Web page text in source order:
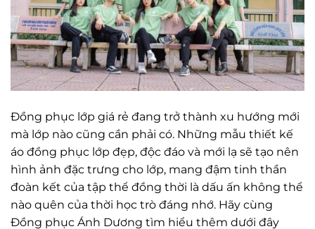
Đồng phục lớp giá rẻ đang trở thành xu hướng mới
mà lớp nào cũng cần phải có. Những mẫu thiết kế
áo đồng phục lớp đẹp, độc đáo và mới lạ sẽ tạo nên
hình ảnh đặc trưng cho lớp, mang đậm tinh thần
đoàn kết của tập thể đồng thời là dấu ấn không thể
nào quên của thời học trò đáng nhớ. Hãy cùng
Đồng phục Ánh Dương tìm hiểu thêm dưới đây